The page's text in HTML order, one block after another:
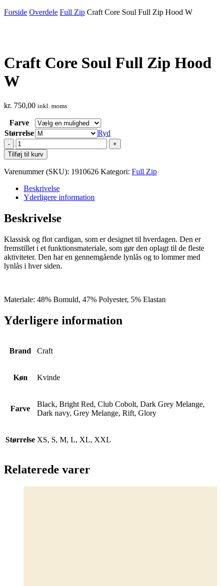
Forside Overdele Full Zip Craft Core Soul Full Zip Hood W
Craft Core Soul Full Zip Hood
W
kr. 750,00 inkl. moms
Farve
Størrelse
Ryd
Craft
Core
Soul
Full
Hood
W
Tilføj til kurv
Varenummer (SKU): 1910626 Kategori: Full Zip
Beskrivelse
Yderligere information
Beskrivelse
Klassisk og flot cardigan, som er designet til hverdagen. Den er
fremstillet i et funktionsmateriale, som gør den oplagt til de fleste
aktiviteter. Den har en gennemgående lynlås og to lommer med
lynlås i hver siden.
Materiale: 48% Bomuld, 47% Polyester, 5% Elastan
Yderligere information
Brand Craft
Køn Kvinde
Farve
Black, Bright Red, Club Cobolt, Dark Grey Melange,
Dark navy, Grey Melange, Rift, Glory
Størrelse XS, S, M, L, XL, XXL
Relaterede varer